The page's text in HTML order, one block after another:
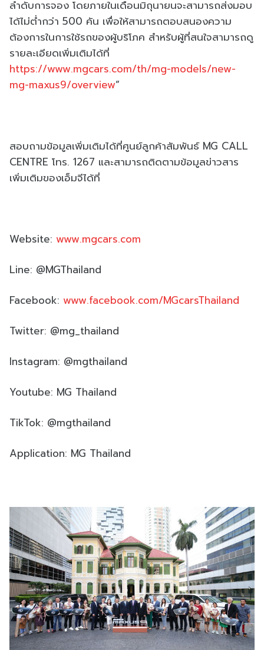
ลำดับการจอง โดยภายในเดือนมิถุนายนจะสามารถส่งมอบ
ได้ไม่ต่ำกว่า 500 คัน เพื่อให้สามารถตอบสนองความ
ต้องการในการใช้รถของผู้บริโภค สำหรับผู้ที่สนใจสามารถดู
รายละเอียดเพิ่มเติมได้ที่
https://www.mgcars.com/th/mg-models/new-
mg-maxus9/overview”
สอบถามข้อมูลเพิ่มเติมได้ที่ศูนย์ลูกค้าสัมพันธ์ MG CALL
CENTRE โทร. 1267 และสามารถติดตามข้อมูลข่าวสาร
เพิ่มเติมของเอ็มจีได้ที่
Website: www.mgcars.com
Line: @MGThailand
Facebook: www.facebook.com/MGcarsThailand
Twitter: @mg_thailand
Instagram: @mgthailand
Youtube: MG Thailand
TikTok: @mgthailand
Application: MG Thailand